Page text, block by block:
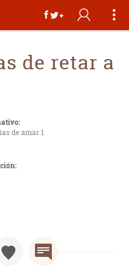
de retar a
de amar 1